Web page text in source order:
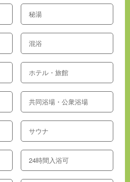
秘湯
混浴
ホテル・旅館
共同浴場・公衆浴場
サウナ
24時間入浴可